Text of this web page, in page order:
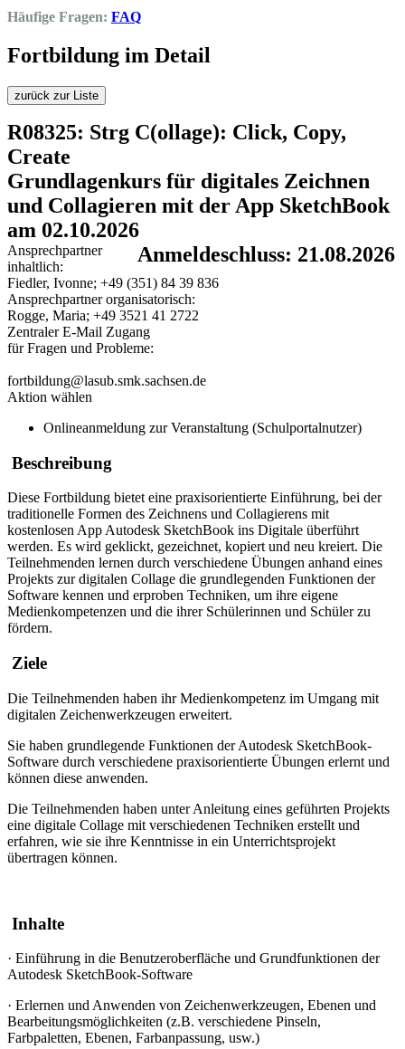
Häufige Fragen: FAQ
Fortbildung im Detail
zurück zur Liste
R08325: Strg C(ollage): Click, Copy,
Create
Grundlagenkurs für digitales Zeichnen
und Collagieren mit der App SketchBook
am 02.10.2026
Anmeldeschluss: 21.08.2026
Ansprechpartner
inhaltlich:
Fiedler, Ivonne; +49 (351) 84 39 836
Ansprechpartner organisatorisch:
Rogge, Maria; +49 3521 41 2722
Zentraler E-Mail Zugang
für Fragen und Probleme:
fortbildung@lasub.smk.sachsen.de
Aktion wählen
Onlineanmeldung zur Veranstaltung (Schulportalnutzer)
Beschreibung
Diese Fortbildung bietet eine praxisorientierte Einführung, bei der
traditionelle Formen des Zeichnens und Collagierens mit
kostenlosen App Autodesk SketchBook ins Digitale überführt
werden. Es wird geklickt, gezeichnet, kopiert und neu kreiert. Die
Teilnehmenden lernen durch verschiedene Übungen anhand eines
Projekts zur digitalen Collage die grundlegenden Funktionen der
Software kennen und erproben Techniken, um ihre eigene
Medienkompetenzen und die ihrer Schülerinnen und Schüler zu
fördern.
Ziele
Die Teilnehmenden haben ihr Medienkompetenz im Umgang mit
digitalen Zeichenwerkzeugen erweitert.
Sie haben grundlegende Funktionen der Autodesk SketchBook-
Software durch verschiedene praxisorientierte Übungen erlernt und
können diese anwenden.
Die Teilnehmenden haben unter Anleitung eines geführten Projekts
eine digitale Collage mit verschiedenen Techniken erstellt und
erfahren, wie sie ihre Kenntnisse in ein Unterrichtsprojekt
übertragen können.
Inhalte
· Einführung in die Benutzeroberfläche und Grundfunktionen der
Autodesk SketchBook-Software
· Erlernen und Anwenden von Zeichenwerkzeugen, Ebenen und
Bearbeitungsmöglichkeiten (z.B. verschiedene Pinseln,
Farbpaletten, Ebenen, Farbanpassung, usw.)